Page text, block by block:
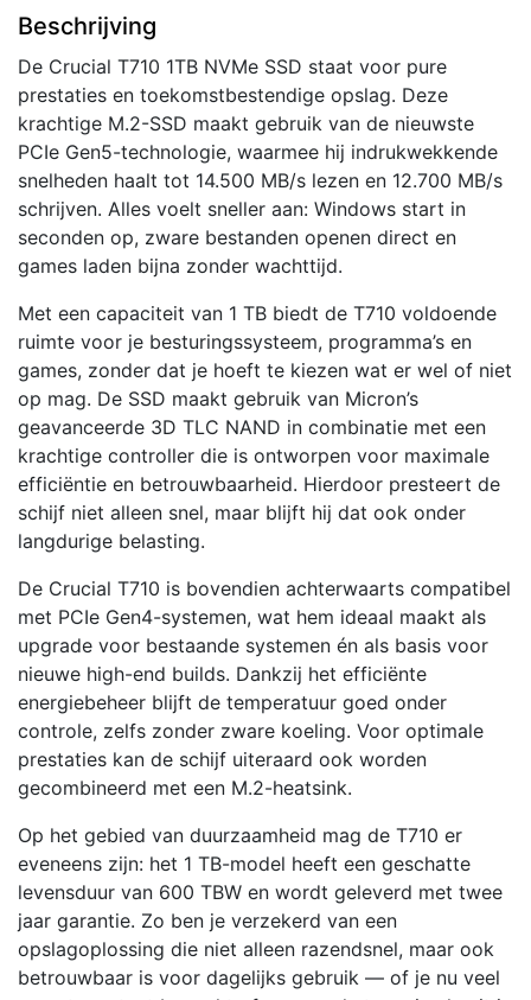
Beschrijving
De Crucial T710 1TB NVMe SSD staat voor pure
prestaties en toekomstbestendige opslag. Deze
krachtige M.2-SSD maakt gebruik van de nieuwste
PCIe Gen5-technologie, waarmee hij indrukwekkende
snelheden haalt tot 14.500 MB/s lezen en 12.700 MB/s
schrijven. Alles voelt sneller aan: Windows start in
seconden op, zware bestanden openen direct en
games laden bijna zonder wachttijd.
Met een capaciteit van 1 TB biedt de T710 voldoende
ruimte voor je besturingssysteem, programma’s en
games, zonder dat je hoeft te kiezen wat er wel of niet
op mag. De SSD maakt gebruik van Micron’s
geavanceerde 3D TLC NAND in combinatie met een
krachtige controller die is ontworpen voor maximale
efficiëntie en betrouwbaarheid. Hierdoor presteert de
schijf niet alleen snel, maar blijft hij dat ook onder
langdurige belasting.
De Crucial T710 is bovendien achterwaarts compatibel
met PCIe Gen4-systemen, wat hem ideaal maakt als
upgrade voor bestaande systemen én als basis voor
nieuwe high-end builds. Dankzij het efficiënte
energiebeheer blijft de temperatuur goed onder
controle, zelfs zonder zware koeling. Voor optimale
prestaties kan de schijf uiteraard ook worden
gecombineerd met een M.2-heatsink.
Op het gebied van duurzaamheid mag de T710 er
eveneens zijn: het 1 TB-model heeft een geschatte
levensduur van 600 TBW en wordt geleverd met twee
jaar garantie. Zo ben je verzekerd van een
opslagoplossing die niet alleen razendsnel, maar ook
betrouwbaar is voor dagelijks gebruik — of je nu veel